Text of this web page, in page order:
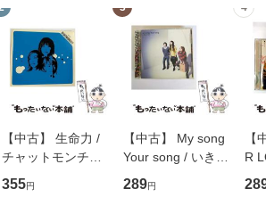
【中古】 生命力 /
チャットモンチー /
キューンレコード
[CD]【メール便送
355円
3
【中古】 My song
Your song / いきも
のがかり / [CD]
【メール便送料無
289円
4
【
R
産